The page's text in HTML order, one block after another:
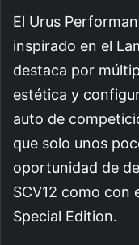
El Urus
inspirado en el
destaca por
estética y
auto de
que solo unos
oportunidad de
SCV12 como con
Special Edition.